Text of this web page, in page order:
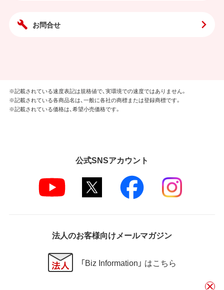
お問合せ
※記載されている速度表記は規格値で、実環境での速度ではありません。
※記載されている各商品名は、一般に各社の商標または登録商標です。
※記載されている価格は、希望小売価格です。
公式SNSアカウント
法人のお客様向けメールマガジン
「Biz Information」 はこちら